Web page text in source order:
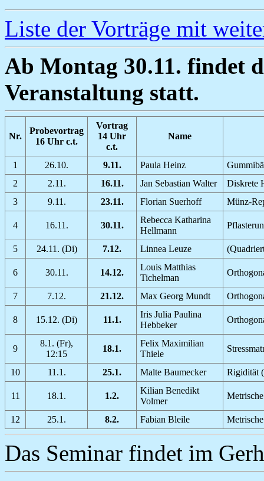
Liste der Vorträge mit
Ab Montag 30.11. findet
Veranstaltung statt.
Nr.
Probevortrag
16 Uhr c.t.
Vortrag
14 Uhr
c.t.
Name
1 26.10. 9.11. Paula Heinz
2
2.11. 16.11. Jan Sebastian Walter
Diskrete
3
9.11. 23.11. Florian Suerhoff Münz-
4 16.11. 30.11.
Rebecca Katharina
Hellmann
5 24.11. (Di) 7.12. Linnea Leuze
6 30.11. 14.12.
Louis Matthias
Tichelman
7 7.12. 21.12. Max Georg Mundt
8 15.12. (Di) 11.1.
Iris Julia Paulina
Hebbeker
9
8.1. (Fr),
12:15
18.1.
Felix Maximilian
Thiele
10 11.1. 25.1. Malte Baumecker Rigidität
11 18.1. 1.2.
Kilian Benedikt
Volmer
12 25.1. 8.2. Fabian Bleile
Das Seminar findet im